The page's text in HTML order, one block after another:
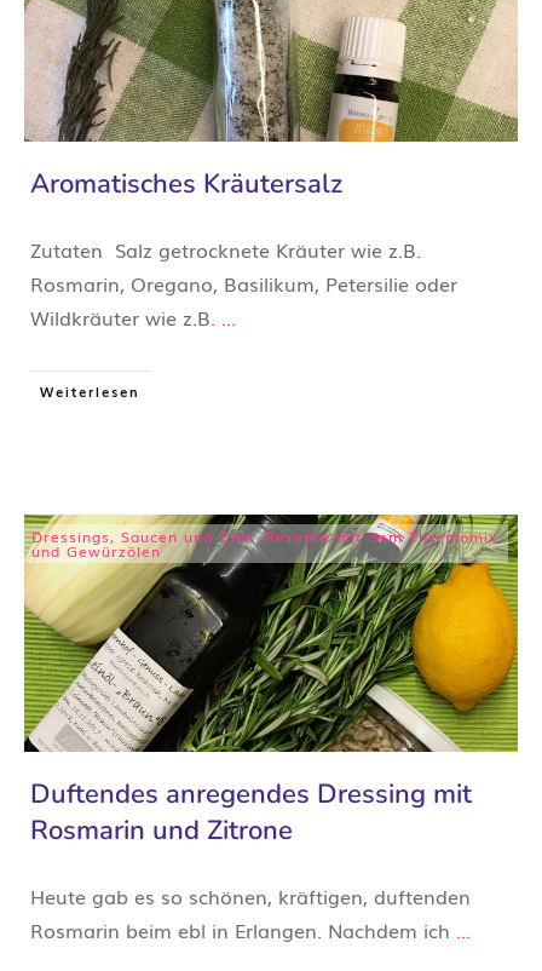
Aromatisches Kräutersalz
Zutaten Salz getrocknete Kräuter wie z.B.
Rosmarin, Oregano, Basilikum, Petersilie oder
Wildkräuter wie z.B. ...
Weiterlesen
Dressings, Saucen und Dips,Rezepte mit dem Thermomix
und Gewürzölen
Duftendes anregendes Dressing mit
Rosmarin und Zitrone
Heute gab es so schönen, kräftigen, duftenden
Rosmarin beim ebl in Erlangen. Nachdem ich ...